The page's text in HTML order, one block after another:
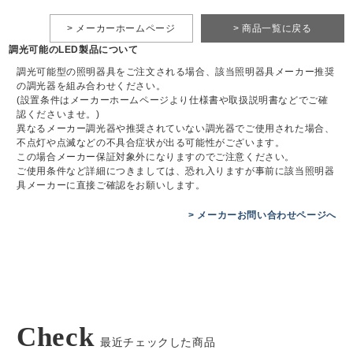
> 商品一覧に戻る
> メーカーホームページ
調光可能のLED製品について
調光可能型の照明器具をご注文される場合、該当照明器具メーカー推奨
の調光器を組み合わせください。
(設置条件はメーカーホームページより仕様書や取扱説明書などでご確
認くださいませ。)
異なるメーカー調光器や推奨されていない調光器でご使用された場合、
不点灯や点滅などの不具合症状が出る可能性がございます。
この場合メーカー保証対象外になりますのでご注意ください。
ご使用条件など詳細につきましては、恐れ入りますが事前に該当照明器
具メーカーに直接ご確認をお願いします。
> メーカーお問い合わせページへ
Check 最近チェックした商品